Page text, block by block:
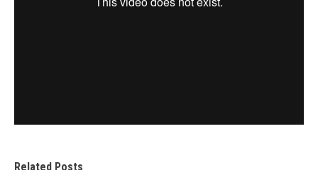
Related Posts